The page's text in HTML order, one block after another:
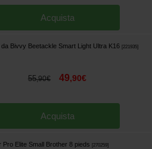
Acquista
da Bivvy Beetackle Smart Light Ultra K16 221935]
55,90€ 49,90€
Acquista
Pro Elite Small Brother 8 pieds 270259]